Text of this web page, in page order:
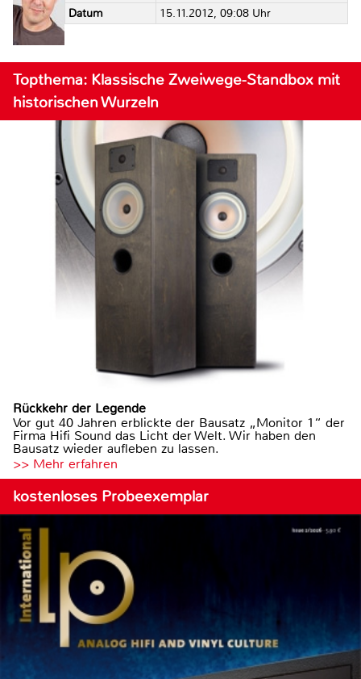
Datum
15.11.2012, 09:08 Uhr
Topthema: Klassische Zweiwege-Standbox mit
historischen Wurzeln
Rückkehr der Legende
Vor gut 40 Jahren erblickte der Bausatz „Monitor 1“ der
Firma Hifi Sound das Licht der Welt. Wir haben den
Bausatz wieder aufleben zu lassen.
>> Mehr erfahren
kostenloses Probeexemplar